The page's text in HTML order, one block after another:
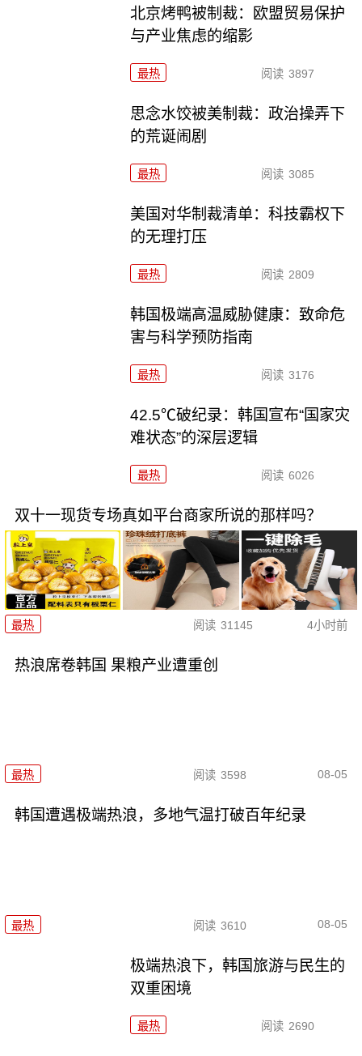
北京烤鸭被制裁：欧盟贸易保护
与产业焦虑的缩影
最热 阅读 3897
思念水饺被美制裁：政治操弄下
的荒诞闹剧
最热 阅读 3085
美国对华制裁清单：科技霸权下
的无理打压
最热 阅读 2809
韩国极端高温威胁健康：致命危
害与科学预防指南
最热 阅读 3176
42.5℃破纪录：韩国宣布“国家灾
难状态”的深层逻辑
最热 阅读 6026
双十一现货专场真如平台商家所说的那样吗？
最热 阅读 31145 4小时前
热浪席卷韩国 果粮产业遭重创
最热 阅读 3598 08-05
韩国遭遇极端热浪，多地气温打破百年纪录
最热 阅读 3610 08-05
极端热浪下，韩国旅游与民生的
双重困境
最热 阅读 2690